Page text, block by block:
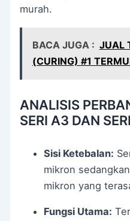
murah.
BACA JUGA : JUAL
(CURING) #1
ANALISIS
SERI A3 DAN
Sisi Ketebalan:
mikron
mikron yang
Fungsi Utama: